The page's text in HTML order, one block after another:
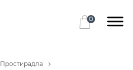
0
Простирадла